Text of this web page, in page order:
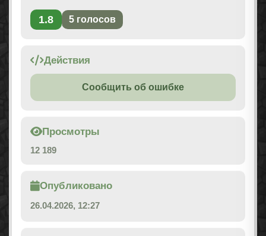
1.8 5 голосов
Действия
Сообщить об ошибке
Просмотры
12 189
Опубликовано
26.04.2026, 12:27